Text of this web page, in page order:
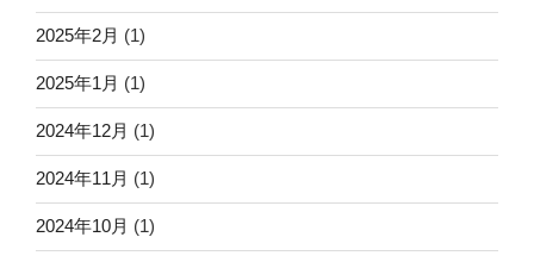
2025年2月 (1)
2025年1月 (1)
2024年12月 (1)
2024年11月 (1)
2024年10月 (1)